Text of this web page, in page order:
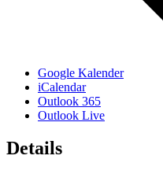
Google Kalender
iCalendar
Outlook 365
Outlook Live
Details